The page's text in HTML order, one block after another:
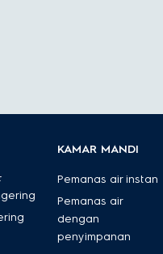
KAMAR MANDI
Pemanas air instan
Pemanas air
dengan
penyimpanan